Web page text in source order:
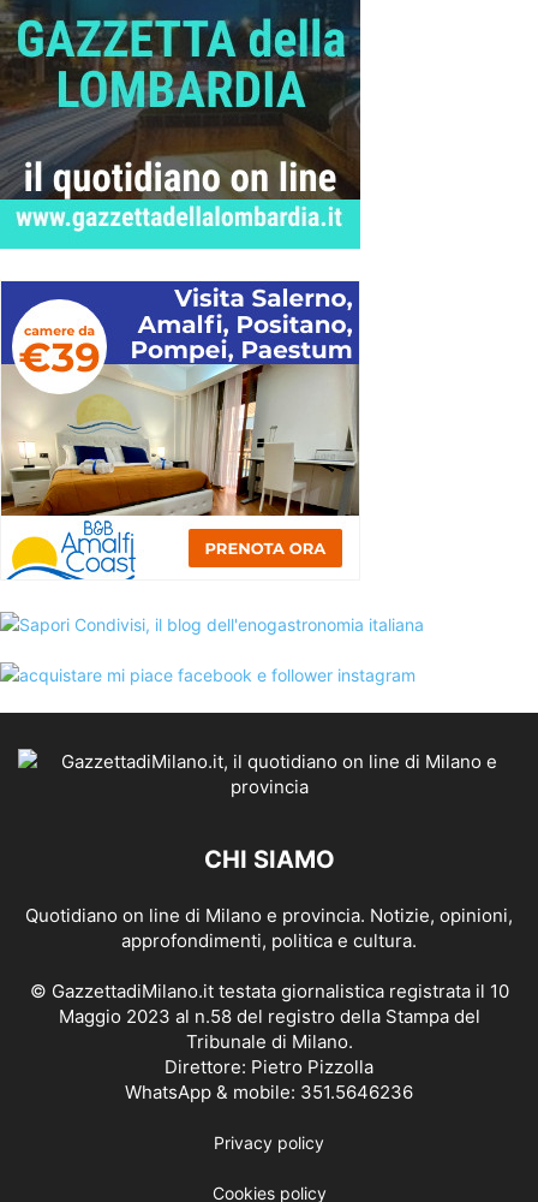
CHI SIAMO
Quotidiano on line di Milano e provincia. Notizie, opinioni,
approfondimenti, politica e cultura.
© GazzettadiMilano.it testata giornalistica registrata il 10
Maggio 2023 al n.58 del registro della Stampa del
Tribunale di Milano.
Direttore: Pietro Pizzolla
WhatsApp & mobile: 351.5646236
Privacy policy
Cookies policy